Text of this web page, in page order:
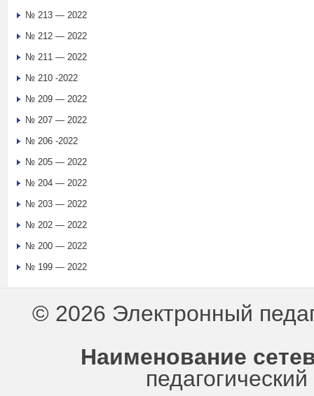
№ 213 — 2022
№ 212 — 2022
№ 211 — 2022
№ 210 -2022
№ 209 — 2022
№ 207 — 2022
№ 206 -2022
№ 205 — 2022
№ 204 — 2022
№ 203 — 2022
№ 202 — 2022
№ 200 — 2022
№ 199 — 2022
© 2026 Электронный
Наименование